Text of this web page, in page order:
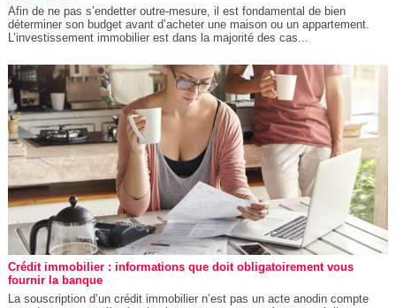
Afin de ne pas s’endetter outre-mesure, il est fondamental de bien
déterminer son budget avant d’acheter une maison ou un appartement.
L’investissement immobilier est dans la majorité des cas...
Crédit immobilier : informations que doit obligatoirement vous
fournir la banque
La souscription d’un crédit immobilier n’est pas un acte anodin compte